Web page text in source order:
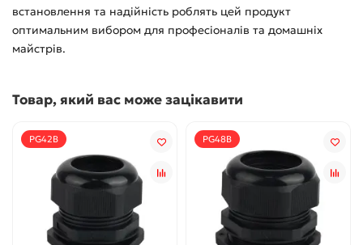
встановлення та надійність роблять цей продукт
оптимальним вибором для професіоналів та домашніх
майстрів.
Товар, який вас може зацікавити
PG42B PG48B